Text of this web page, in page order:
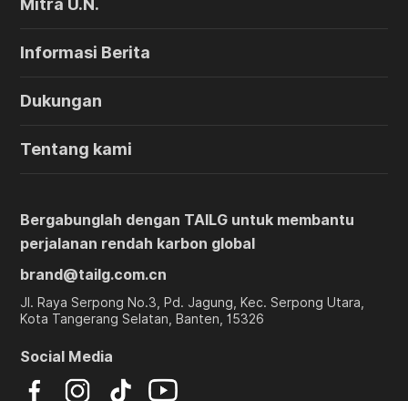
Mitra U.N.
Informasi Berita
Dukungan
Tentang kami
Bergabunglah dengan TAILG untuk membantu
perjalanan rendah karbon global
brand@tailg.com.cn
Jl. Raya Serpong No.3, Pd. Jagung, Kec. Serpong Utara,
Kota Tangerang Selatan, Banten, 15326
Social Media